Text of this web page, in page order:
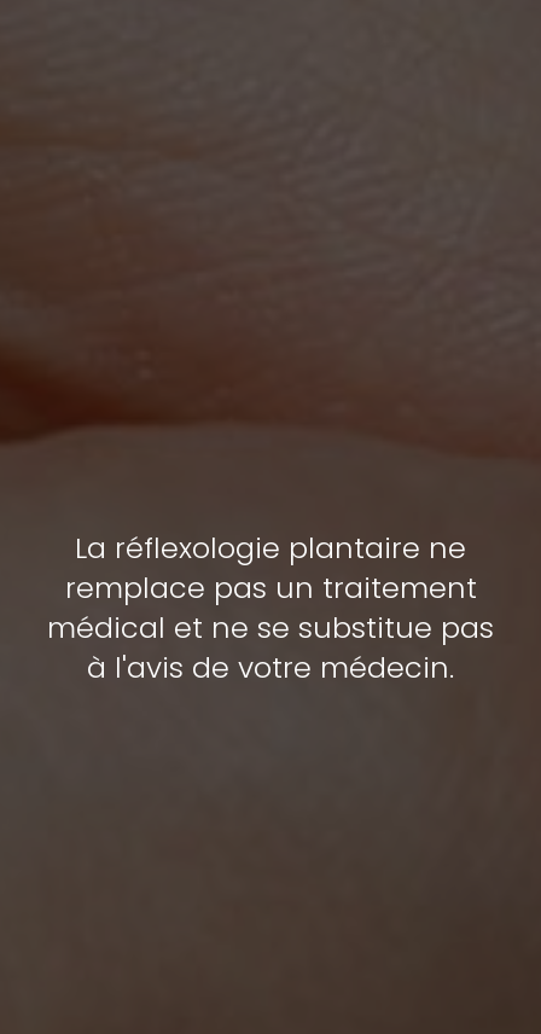
La réflexologie plantaire ne
remplace pas un traitement
médical et ne se substitue pas
à l'avis de votre médecin.